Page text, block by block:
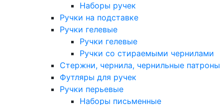
Наборы ручек
Ручки на подставке
Ручки гелевые
Ручки гелевые
Ручки со стираемыми чернилами
Стержни, чернила, чернильные патроны
Футляры для ручек
Ручки перьевые
Наборы письменные